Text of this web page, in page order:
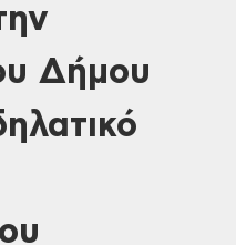
Δήμου